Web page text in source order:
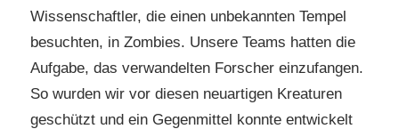
Wissenschaftler, die einen unbekannten Tempel
besuchten, in Zombies. Unsere Teams hatten die
Aufgabe, das verwandelten Forscher einzufangen.
So wurden wir vor diesen neuartigen Kreaturen
geschützt und ein Gegenmittel konnte entwickelt